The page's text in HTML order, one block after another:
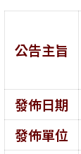
公告主旨
發佈日期
發佈單位